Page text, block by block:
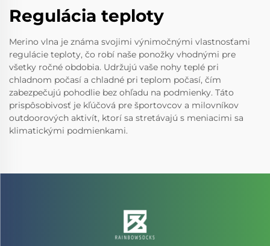
Regulácia teploty
Merino vlna je známa svojimi výnimočnými vlastnosťami
regulácie teploty, čo robí naše ponožky vhodnými pre
všetky ročné obdobia. Udržujú vaše nohy teplé pri
chladnom počasí a chladné pri teplom počasí, čím
zabezpečujú pohodlie bez ohľadu na podmienky. Táto
prispôsobivosť je kľúčová pre športovcov a milovníkov
outdoorových aktivít, ktorí sa stretávajú s meniacimi sa
klimatickými podmienkami.